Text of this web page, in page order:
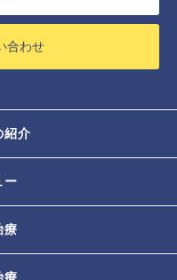
合わせ
紹介
ー
療
療